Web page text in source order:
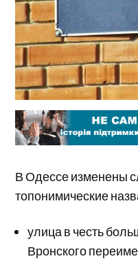
В Одессе изменены
топонимические
улица в честь
Вронского